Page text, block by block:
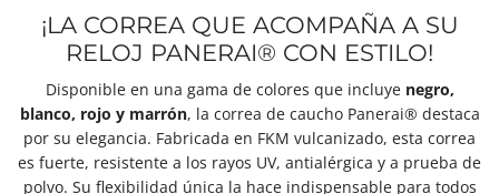
¡LA CORREA QUE ACOMPAÑA A SU
RELOJ PANERAI® CON ESTILO!
Disponible en una gama de colores que incluye negro,
blanco, rojo y marrón, la correa de caucho Panerai® destaca
por su elegancia. Fabricada en FKM vulcanizado, esta correa
es fuerte, resistente a los rayos UV, antialérgica y a prueba de
polvo. Su flexibilidad única la hace indispensable para todos